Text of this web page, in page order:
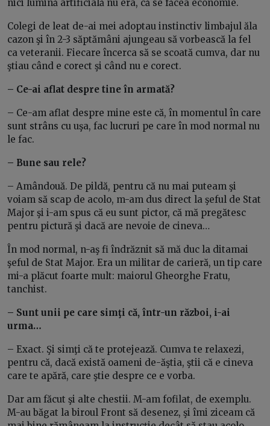
nici lumină artificială nu era, că se făcea economie.
Colegi de leat de-ai mei adoptau instinctiv limbajul ăla
cazon şi în 2-3 săptămâni ajungeau să vorbească la fel
ca veteranii. Fiecare încerca să se scoată cumva, dar nu
ştiau când e corect şi când nu e corect.
– Ce-ai aflat despre tine în armată?
– Ce-am aflat despre mine este că, în momentul în care
sunt strâns cu uşa, fac lucruri pe care în mod normal nu
le fac.
– Bune sau rele?
– Amândouă. De pildă, pentru că nu mai puteam şi
voiam să scap de acolo, m-am dus direct la şeful de Stat
Major şi i-am spus că eu sunt pictor, că mă pregătesc
pentru pictură şi dacă are nevoie de cineva…
În mod normal, n-aş fi îndrăznit să mă duc la ditamai
şeful de Stat Major. Era un militar de carieră, un tip care
mi-a plăcut foarte mult: maiorul Gheorghe Fratu,
tanchist.
– Sunt unii pe care simţi că, într-un război, i-ai
urma…
– Exact. Şi simţi că te protejează. Cumva te relaxezi,
pentru că, dacă există oameni de-ăştia, ştii că e cineva
care te apără, care ştie despre ce e vorba.
Dar am făcut şi alte chestii. M-am fofilat, de exemplu.
M-au băgat la biroul Front să desenez, şi îmi ziceam că